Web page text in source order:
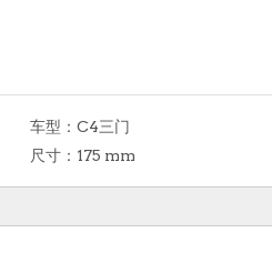
车型： C4三门
尺寸： 175 mm